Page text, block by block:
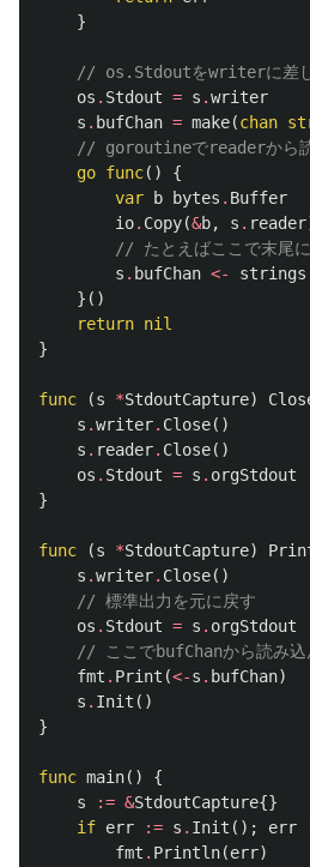
}
// os.Stdoutをwriterに差し
os . Stdout = s .writer
s . bufChan = make(chan
// goroutineでreaderから読
go func()
{
var
b bytes . Buffer
io. Copy(&b, s . reader
// たとえばここで末尾
s . bufChan <- strings
}()
return nil
}
func (s *StdoutCapture)
s .writer. Close()
s . reader. Close()
os . Stdout = s . orgStdout
}
func (s *StdoutCapture)
s .writer. Close()
// 標準出力を元に戻す
os . Stdout = s . orgStdout
// ここでbufChanから読み込
fmt . Print (<-s . bufChan)
s . Init ()
}
func main()
{
s
:= &StdoutCapture{}
if err := s . Init (); err
fmt . Println(err)